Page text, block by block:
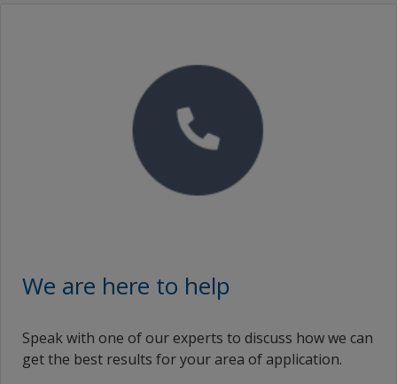
We are here to help
Speak with one of our experts to discuss how we can
get the best results for your area of application.